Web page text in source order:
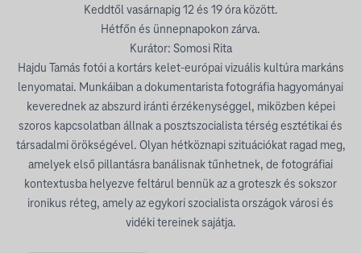
Keddtől vasárnapig 12 és 19 óra között.
Hétfőn és ünnepnapokon zárva.
Kurátor: Somosi Rita
Hajdu Tamás fotói a kortárs kelet-európai vizuális kultúra markáns
lenyomatai. Munkáiban a dokumentarista fotográfia hagyományai
keverednek az abszurd iránti érzékenységgel, miközben képei
szoros kapcsolatban állnak a posztszocialista térség esztétikai és
társadalmi örökségével. Olyan hétköznapi szituációkat ragad meg,
amelyek első pillantásra banálisnak tűnhetnek, de fotográfiai
kontextusba helyezve feltárul bennük az a groteszk és sokszor
ironikus réteg, amely az egykori szocialista országok városi és
vidéki tereinek sajátja.